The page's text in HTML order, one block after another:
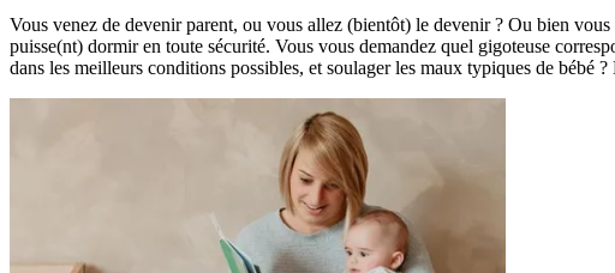
Vous venez de devenir parent, ou vous allez (bientôt) le devenir ? Ou bien
puisse(nt) dormir en toute sécurité. Vous vous demandez quel gigoteuse
dans les meilleurs conditions possibles, et soulager les maux typiques de bébé